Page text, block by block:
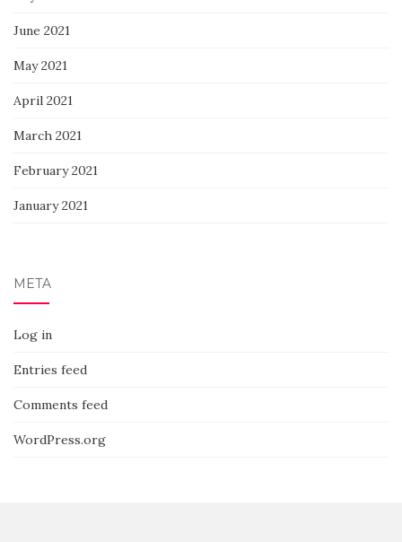
June 2021
May 2021
April 2021
March 2021
February 2021
January 2021
META
Log in
Entries feed
Comments feed
WordPress.org